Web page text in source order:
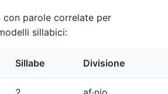
con parole correlate per
sillabici:
Sillabe Divisione